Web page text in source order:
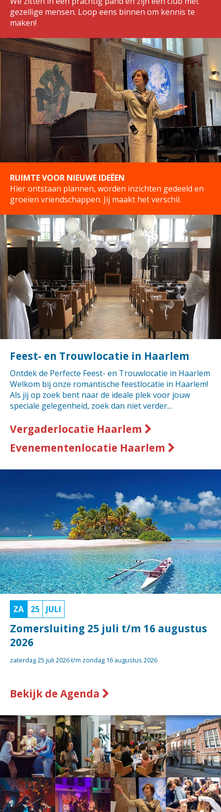
gezellige mensen. Loop eens binnen om kennis te
maken!
RUIMTE VOOR NIEUWE IDEËEN
Hier ontstaan plannen, worden inzichten gedeeld en
groeien vriendschappen. Jij maakt het verschil.
Feest- en Trouwlocatie in Haarlem
Ontdek de Perfecte Feest- en Trouwlocatie in Haarlem
Welkom bij onze romantische feestlocatie in Haarlem!
Als jij op zoek bent naar de ideale plek voor jouw
speciale gelegenheid, zoek dan niet verder...
Vergaderlocatie Haarlem
Evenementenlocatie Haarlem
ZA 25 JULI
Zomersluiting 25 juli t/m 16 augustus
2026
zaterdag 25 juli 2026 t/m zondag 16 augustus 2026
Bekijk de Agenda